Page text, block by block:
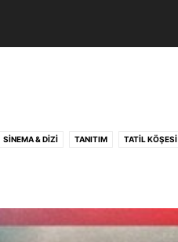
SINEMA & DIZI TANITIM TATIL KÖŞESI